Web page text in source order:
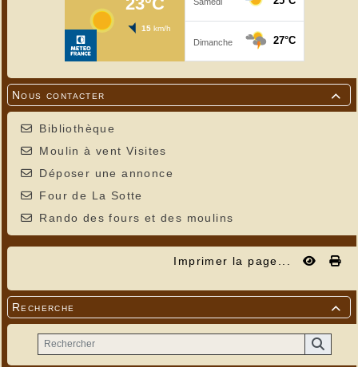

Nous contacter
Bibliothèque
Moulin à vent Visites
Déposer une annonce
Four de La Sotte
Rando des fours et des moulins
Imprimer la page...

Recherche